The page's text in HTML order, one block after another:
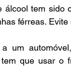
tem sido
férreas.
um
que usar o